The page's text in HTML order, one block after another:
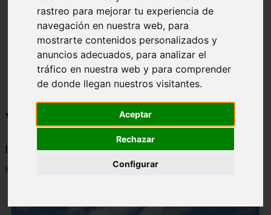
rastreo para mejorar tu experiencia de
navegación en nuestra web, para
mostrarte contenidos personalizados y
anuncios adecuados, para analizar el
tráfico en nuestra web y para comprender
de donde llegan nuestros visitantes.
Aceptar
Rechazar
Configurar
category
destinos
gijon
lanzarote
live
monumentos
naturaleza
san
tenerife
Viajes a la Patagonia
Blog sobre la Patagonia en particular y sobre turismo en general
Mostrando 1 - 24 de 477 artículos